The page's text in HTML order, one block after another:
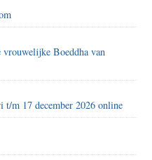
vrouwelijke Boeddha van
t/m 17 december 2026 online